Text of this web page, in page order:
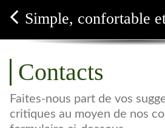
Simple, confortable
Contacts
Faites-nous part de vos
critiques au moyen de nos